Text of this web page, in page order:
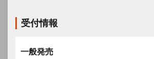
受付情報
一般発売